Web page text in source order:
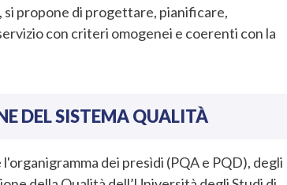
propone di progettare, pianificare,
con criteri omogenei e coerenti con la
DEL SISTEMA QUALITÀ
dei presìdi (PQA e PQD), degli